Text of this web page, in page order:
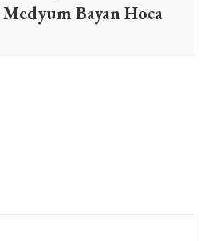
Bayan Hoca